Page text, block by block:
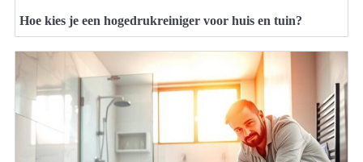
Hoe kies je een hogedrukreiniger voor huis en tuin?